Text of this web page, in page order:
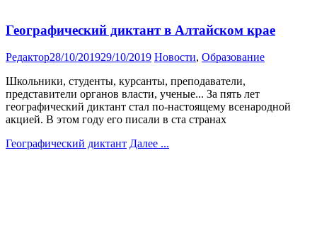
Географический диктант в Алтайском крае
Редактор28/10/201929/10/2019 Новости, Образование
Школьники, студенты, курсанты, преподаватели,
представители органов власти, ученые... За пять лет
географический диктант стал по-настоящему всенародной
акцией. В этом году его писали в ста странах
Географический диктант Далее ...